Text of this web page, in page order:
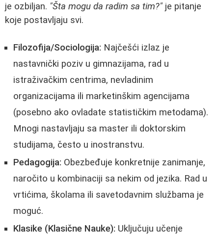
je ozbiljan. "Šta mogu da radim sa tim?" je pitanje
koje postavljaju svi.
Filozofija/Sociologija: Najčešći izlaz je
nastavnički poziv u gimnazijama, rad u
istraživačkim centrima, nevladinim
organizacijama ili marketinškim agencijama
(posebno ako ovladate statističkim metodama).
Mnogi nastavljaju sa master ili doktorskim
studijama, često u inostranstvu.
Pedagogija: Obezbeđuje konkretnije zanimanje,
naročito u kombinaciji sa nekim od jezika. Rad u
vrtićima, školama ili savetodavnim službama je
moguć.
Klasike (Klasične Nauke): Uključuju učenje